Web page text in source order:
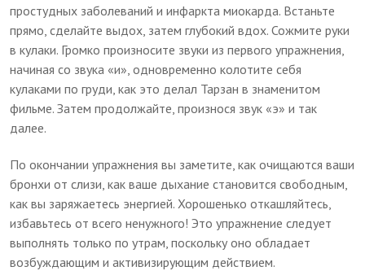
простудных заболеваний и инфаркта миокарда. Встаньте
прямо, сделайте выдох, затем глубокий вдох. Сожмите руки
в кулаки. Громко произносите звуки из первого упражнения,
начиная со звука «и», одновременно колотите себя
кулаками по груди, как это делал Тарзан в знаменитом
фильме. Затем продолжайте, произнося звук «э» и так
далее.
По окончании упражнения вы заметите, как очищаются ваши
бронхи от слизи, как ваше дыхание становится свободным,
как вы заряжаетесь энергией. Хорошенько откашляйтесь,
избавьтесь от всего ненужного! Это упражнение следует
выполнять только по утрам, поскольку оно обладает
возбуждающим и активизирующим действием.